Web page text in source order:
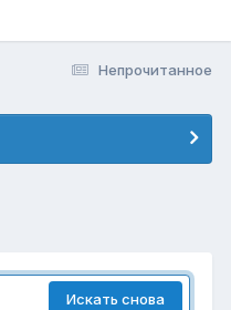
Непрочитанное
Искать снова